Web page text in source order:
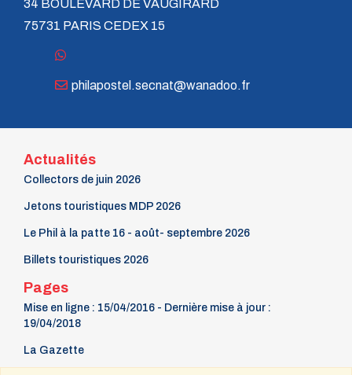
34 BOULEVARD DE VAUGIRARD
75731 PARIS CEDEX 15
philapostel.secnat@wanadoo.fr
Actualités
Collectors de juin 2026
Jetons touristiques MDP 2026
Le Phil à la patte 16 - août- septembre 2026
Billets touristiques 2026
Pages
Mise en ligne : 15/04/2016 - Dernière mise à jour :
19/04/2018
La Gazette